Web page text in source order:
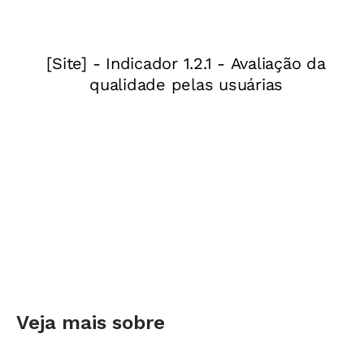
decidiu então ressignificar esse problema e
transformá-lo em oportunidade para ensinar e
Veja mais sobre